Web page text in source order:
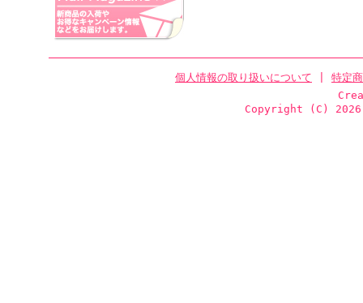
個人情報の取り扱いについて
特定
Copyright (C)